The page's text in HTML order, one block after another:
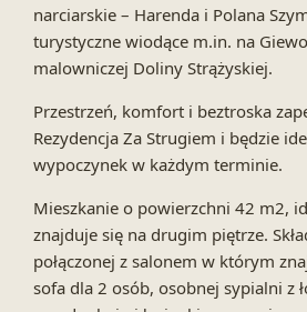
narciarskie – Harenda i Polana
turystyczne wiodące m.in. na
malowniczej Doliny Strążyskiej.
Przestrzeń, komfort i beztroska
Rezydencja Za Strugiem i będzie
wypoczynek w każdym terminie.
Mieszkanie o powierzchni 42 m2,
znajduje się na drugim piętrze.
połączonej z salonem w którym
sofa dla 2 osób, osobnej sypialni z